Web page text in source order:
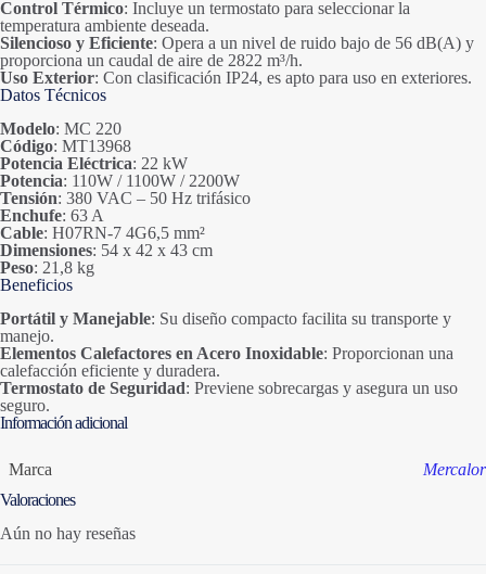
Control Térmico: Incluye un termostato para seleccionar la
temperatura ambiente deseada.
Silencioso y Eficiente: Opera a un nivel de ruido bajo de 56 dB(A) y
proporciona un caudal de aire de 2822 m³/h.
Uso Exterior: Con clasificación IP24, es apto para uso en exteriores.
Datos Técnicos
Modelo: MC 220
Código: MT13968
Potencia Eléctrica: 22 kW
Potencia: 110W / 1100W / 2200W
Tensión: 380 VAC – 50 Hz trifásico
Enchufe: 63 A
Cable: H07RN-7 4G6,5 mm²
Dimensiones: 54 x 42 x 43 cm
Peso: 21,8 kg
Beneficios
Portátil y Manejable: Su diseño compacto facilita su transporte y
manejo.
Elementos Calefactores en Acero Inoxidable: Proporcionan una
calefacción eficiente y duradera.
Termostato de Seguridad: Previene sobrecargas y asegura un uso
seguro.
Información adicional
Marca
Mercalor
Valoraciones
Aún no hay reseñas